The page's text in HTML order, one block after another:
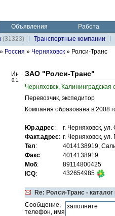
Объявления
Работа
(31323)
Транспортные компании
» Россия » Черняховск » Ролси-Транс
0.1
ЗАО "Ролси-Транс"
Черняховск, Калининградская
Перевозчик, экспедитор
Компания образована в 2008
Юр.адрес:
г. Черняховск,
Факт.адрес: г. Черняховск, ул.
Тел:
4014138919,
Факс:
4014138919
Моб:
89114800425
ICQ: 432654985
Re: Ролси-Транс -
Сообщение,
телефон, имя